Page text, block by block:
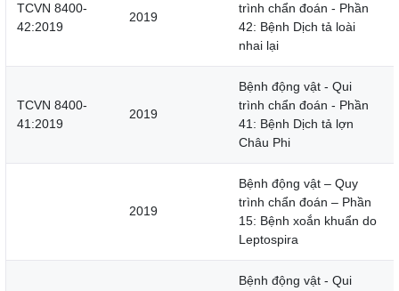
TCVN 8400-
42:2019
2019
trình chẩn đoán - Phần
42: Bệnh Dịch tả loài
nhai lại
TCVN 8400-
41:2019
2019
Bệnh động vật - Qui
trình chẩn đoán - Phần
41: Bệnh Dịch tả lợn
Châu Phi
2019
Bệnh động vật – Quy
trình chẩn đoán – Phần
15: Bệnh xoắn khuẩn do
Leptospira
Bệnh động vật - Qui